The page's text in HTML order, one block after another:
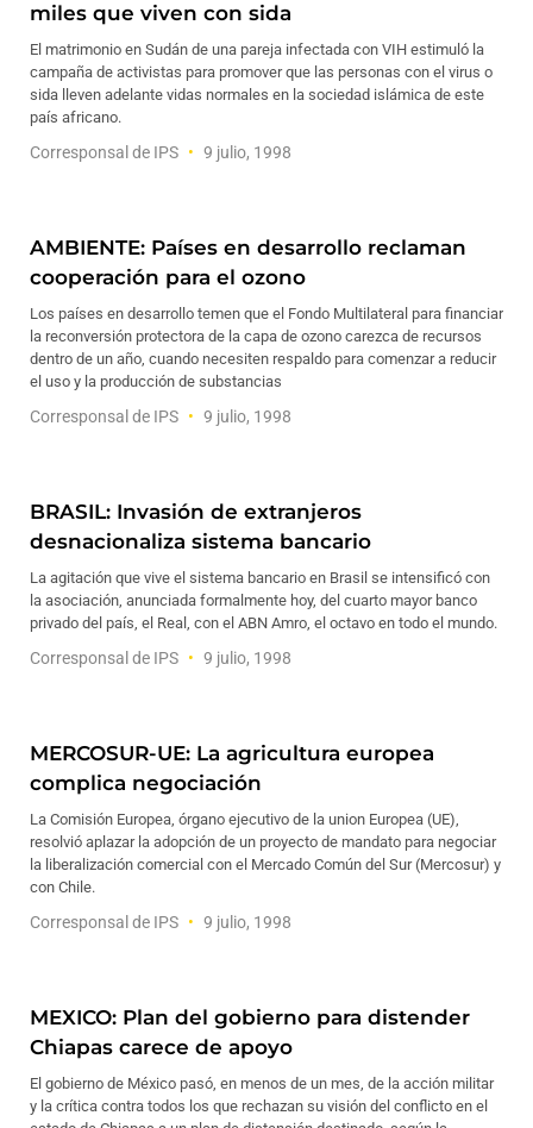
miles que viven con sida
El matrimonio en Sudán de una pareja infectada con VIH estimuló la
campaña de activistas para promover que las personas con el virus o
sida lleven adelante vidas normales en la sociedad islámica de este
país africano.
Corresponsal de IPS 9 julio, 1998
AMBIENTE: Países en desarrollo reclaman
cooperación para el ozono
Los países en desarrollo temen que el Fondo Multilateral para financiar
la reconversión protectora de la capa de ozono carezca de recursos
dentro de un año, cuando necesiten respaldo para comenzar a reducir
el uso y la producción de substancias
Corresponsal de IPS 9 julio, 1998
BRASIL: Invasión de extranjeros
desnacionaliza sistema bancario
La agitación que vive el sistema bancario en Brasil se intensificó con
la asociación, anunciada formalmente hoy, del cuarto mayor banco
privado del país, el Real, con el ABN Amro, el octavo en todo el mundo.
Corresponsal de IPS 9 julio, 1998
MERCOSUR-UE: La agricultura europea
complica negociación
La Comisión Europea, órgano ejecutivo de la union Europea (UE),
resolvió aplazar la adopción de un proyecto de mandato para negociar
la liberalización comercial con el Mercado Común del Sur (Mercosur) y
con Chile.
Corresponsal de IPS 9 julio, 1998
MEXICO: Plan del gobierno para distender
Chiapas carece de apoyo
El gobierno de México pasó, en menos de un mes, de la acción militar
y la crítica contra todos los que rechazan su visión del conflicto en el